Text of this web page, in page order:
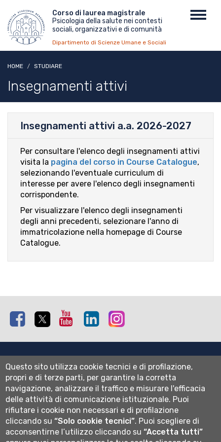
contenuto
principale
Menu
top
Corso di laurea magistrale
Psicologia della salute nei contesti
sociali, organizzativi e di comunità
Dipartimento di Scienze Umane e Sociali
HOME STUDIARE
Insegnamenti attivi
Insegnamenti attivi a.a. 2026-2027
Per consultare l'elenco degli insegnamenti attivi
visita la pagina del corso in Course Catalogue,
selezionando l'eventuale curriculum di
interesse per avere l'elenco degli insegnamenti
corrispondente.
Per visualizzare l'elenco degli insegnamenti
degli anni precedenti, selezionare l'anno di
immatricolazione nella homepage di Course
Catalogue.
Facebook Twitter Youtube Linkedin
Normativa cookie
Informativa privacy
Cookie settings
Wi-fi
Webmail
Questo sito utilizza cookie tecnici e di profilazione,
propri e di terze parti, per garantire la corretta
navigazione, analizzare il traffico e misurare l'efficacia
delle attività di comunicazione istituzionale. Puoi
rifiutare i cookie non necessari e di profilazione
cliccando su“Solo cookie tecnici”. Puoi scegliere di
acconsentirne l’utilizzo cliccando su“Accetta tutti”